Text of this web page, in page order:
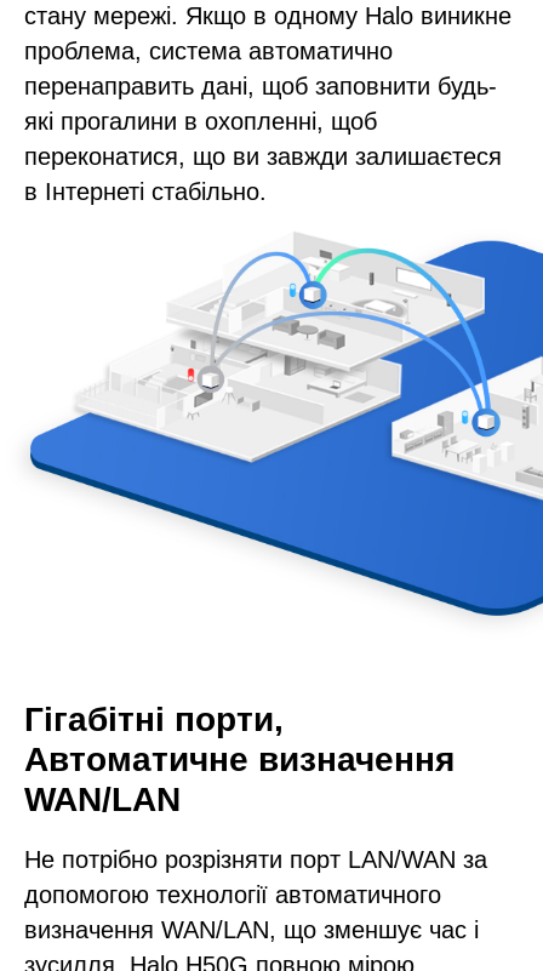
стану мережі. Якщо в одному Halo виникне
проблема, система автоматично
перенаправить дані, щоб заповнити будь-
які прогалини в охопленні, щоб
переконатися, що ви завжди залишаєтеся
в Інтернеті стабільно.
Гігабітні порти,
Автоматичне визначення
WAN/LAN
Не потрібно розрізняти порт LAN/WAN за
допомогою технології автоматичного
визначення WAN/LAN, що зменшує час і
зусилля. Halo H50G повною мірою